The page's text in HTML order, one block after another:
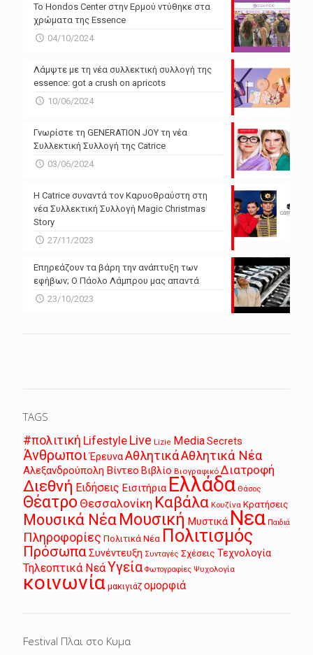
Το Hondos Center στην Ερμού ντύθηκε στα
χρώματα της Essence
04/10/2024
Λάμψτε με τη νέα συλλεκτική συλλογή της
essence: got a crush on apricots
10/06/2024
Γνωρίστε τη GENERATION JOY τη νέα
Συλλεκτική Συλλογή της Catrice
03/06/2024
Η Catrice συναντά τον Καρυοθραύστη στη
νέα Συλλεκτική Συλλογή Magic Christmas
Story
27/11/2023
Επηρεάζουν τα βάρη την ανάπτυξη των
εφήβων; Ο Πάολο Λάμπρου μας απαντά
23/10/2023
TAGS
#πολιτική Lifestyle Live Lizie MediaSecrets
Άνθρωποι ΈρευναΑθλητικάΑθλητικά Νέα
Αλεξανδρούπολη Βίντεο Βιβλίο Βιογραφικό Διατροφή
Διεθνή Ειδήσεις Εισιτήρια Ελλάδα Θάσος
Θέατρο Θεσσαλονίκη Καβάλα Κουζίνα Κρατήσεις
Μουσικά Νέα Μουσική Μυστικά Νεα Παιδιά
Πληροφορίες Πολιτικά Νέα Πολιτισμός
ΠρόσωπαΣυνέντευξη Συνταγές Σχέσεις Τεχνολογία
Τηλεοπτικά ΝεάΥγεία Φωτογραφίες Ψυχολογία
κοινωνία μακιγιάζ ομορφιά
Festival Πλαι στο Κυμα